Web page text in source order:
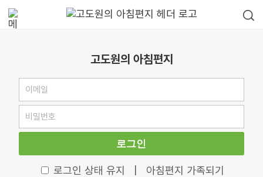
고도원의 아침편지
로그인
로그인 상태 유지 아침편지 가족되기